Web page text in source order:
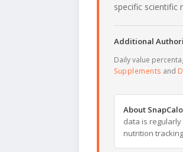
specific scientific
Additional
Daily value
Supplements and
About
data is
nutrition